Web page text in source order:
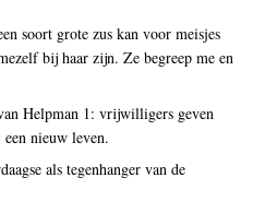
soort grote zus kan voor meisjes
bij haar zijn. Ze begreep me en
Helpman 1: vrijwilligers geven
nieuw leven.
als tegenhanger van de